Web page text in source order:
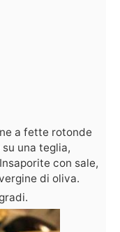
a fette rotonde
una teglia,
con sale,
di oliva.